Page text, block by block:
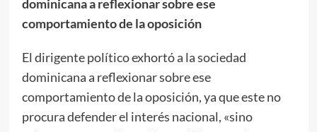
dominicana a reflexionar sobre ese
comportamiento de la oposición
El dirigente político exhortó a la sociedad
dominicana a reflexionar sobre ese
comportamiento de la oposición, ya que este no
procura defender el interés nacional, «sino